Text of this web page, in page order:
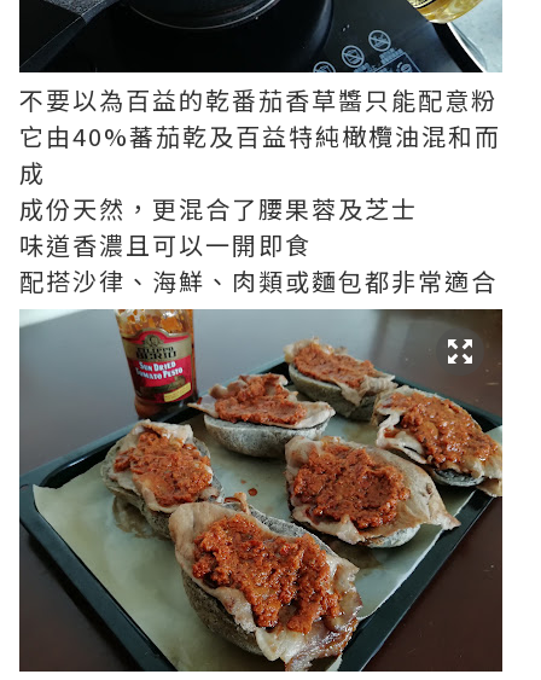
不要以為百益的乾番茄香草醬只能配意粉
它由40%蕃茄乾及百益特純橄欖油混和而
成
成份天然，更混合了腰果蓉及芝士
味道香濃且可以一開即食
配搭沙律、海鮮、肉類或麵包都非常適合